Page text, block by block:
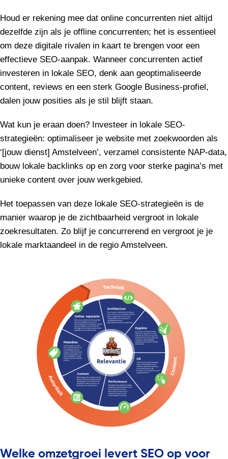
Houd er rekening mee dat online concurrenten niet altijd
dezelfde zijn als je offline concurrenten; het is essentieel
om deze digitale rivalen in kaart te brengen voor een
effectieve SEO-aanpak. Wanneer concurrenten actief
investeren in lokale SEO, denk aan geoptimaliseerde
content, reviews en een sterk Google Business-profiel,
dalen jouw posities als je stil blijft staan.
Wat kun je eraan doen? Investeer in lokale SEO-
strategieën: optimaliseer je website met zoekwoorden als
‘[jouw dienst] Amstelveen’, verzamel consistente NAP-data,
bouw lokale backlinks op en zorg voor sterke pagina’s met
unieke content over jouw werkgebied.
Het toepassen van deze lokale SEO-strategieën is de
manier waarop je de zichtbaarheid vergroot in lokale
zoekresultaten. Zo blijf je concurrerend en vergroot je je
lokale marktaandeel in de regio Amstelveen.
Welke omzetgroei levert SEO op voor